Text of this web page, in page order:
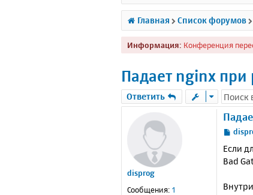
ы
л
к
Главная Список форумов
Информация: Конференция
Падает nginx
Ответить
disprog
Сообщения: 1
С
о
б
е
Если
Bad